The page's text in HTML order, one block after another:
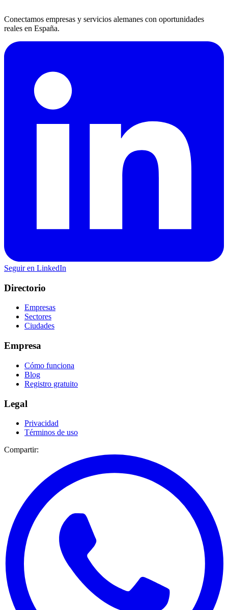
Conectamos empresas y servicios alemanes con oportunidades
reales en España.
Seguir en LinkedIn
Directorio
Empresas
Sectores
Ciudades
Empresa
Cómo funciona
Blog
Registro gratuito
Legal
Privacidad
Términos de uso
Compartir: